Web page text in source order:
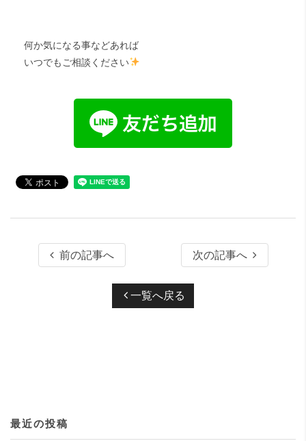
何か気になる事などあれば
いつでもご相談ください
前の記事へ 次の記事へ
一覧へ戻る
最近の投稿